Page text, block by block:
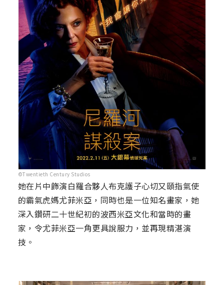
©Twentieth Century Studios
她在片中飾演白羅合夥人布克護子心切又頤指氣使
的霸氣虎媽尤菲米亞，同時也是一位知名畫家，她
深入鑽研二十世紀初的波西米亞文化和當時的畫
家，令尤菲米亞一角更具說服力，並再現精湛演
技。